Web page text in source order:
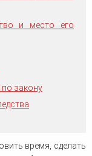
порядке
и место его
по закону
время, сделать